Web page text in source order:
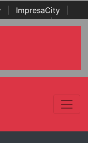
ImpresaCity
Awards | Italian